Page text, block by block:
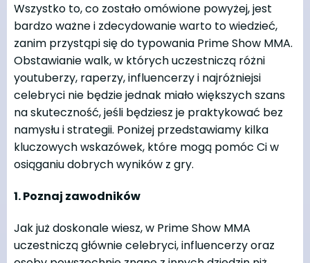
Wszystko to, co zostało omówione powyżej, jest
bardzo ważne i zdecydowanie warto to wiedzieć,
zanim przystąpi się do typowania Prime Show MMA.
Obstawianie walk, w których uczestniczą różni
youtuberzy, raperzy, influencerzy i najróżniejsi
celebryci nie będzie jednak miało większych szans
na skuteczność, jeśli będziesz je praktykować bez
namysłu i strategii. Poniżej przedstawiamy kilka
kluczowych wskazówek, które mogą pomóc Ci w
osiąganiu dobrych wyników z gry.
1. Poznaj zawodników
Jak już doskonale wiesz, w Prime Show MMA
uczestniczą głównie celebryci, influencerzy oraz